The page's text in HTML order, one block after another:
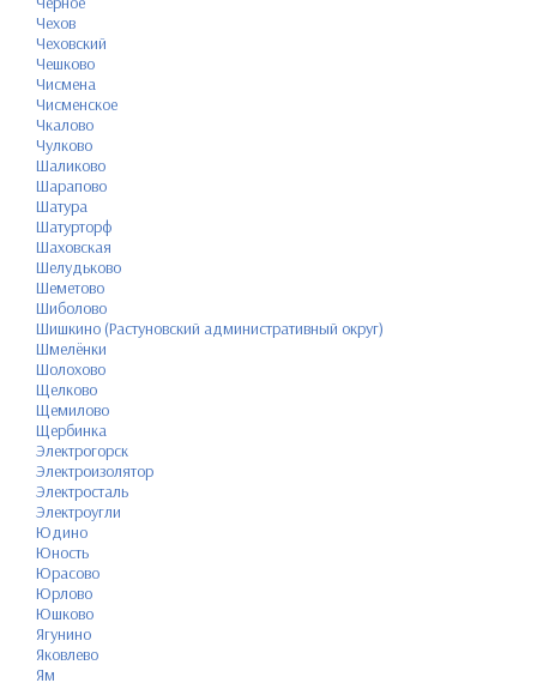
Чехов
Чеховский
Чешково
Чисмена
Чисменское
Чкалово
Чулково
Шаликово
Шарапово
Шатура
Шатурторф
Шаховская
Шелудьково
Шеметово
Шиболово
Шишкино (Растуновский административный округ)
Шмелёнки
Шолохово
Щелково
Щемилово
Щербинка
Электрогорск
Электроизолятор
Электросталь
Электроугли
Юдино
Юность
Юрасово
Юрлово
Юшково
Ягунино
Яковлево
Ям